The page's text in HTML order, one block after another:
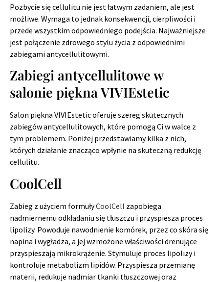
Pozbycie się cellulitu nie jest łatwym zadaniem, ale jest
możliwe. Wymaga to jednak konsekwencji, cierpliwości i
przede wszystkim odpowiedniego podejścia. Najważniejsze
jest połączenie zdrowego stylu życia z odpowiednimi
zabiegami antycellulitowymi.
Zabiegi antycellulitowe w
salonie piękna VIVIEstetic
Salon piękna VIVIEstetic oferuje szereg skutecznych
zabiegów antycellulitowych, które pomogą Ci w walce z
tym problemem. Poniżej przedstawiamy kilka z nich,
których działanie znacząco wpłynie na skuteczną redukcję
cellulitu.
CoolCell
Zabieg z użyciem formułyCoolCell zapobiega
nadmiernemu odkładaniu się tłuszczu i przyspiesza proces
lipolizy. Powoduje nawodnienie komórek, przez co skóra się
napina i wygładza, a jej wzmożone właściwości drenujące
przyspieszają mikrokrążenie. Stymuluje proces lipolizy i
kontroluje metabolizm lipidów. Przyspiesza przemianę
materii, redukuje nadmiar tkanki tłuszczowej oraz